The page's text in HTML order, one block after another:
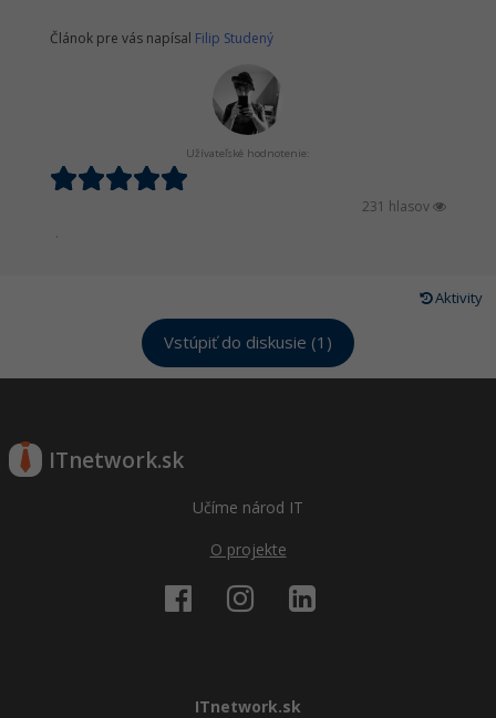
Článok pre vás napísal Filip Studený
Užívateľské hodnotenie:
231 hlasov
.
Aktivity
Vstúpiť do diskusie (1)
ITnetwork.sk
Učíme národ IT
O projekte
ITnetwork.sk